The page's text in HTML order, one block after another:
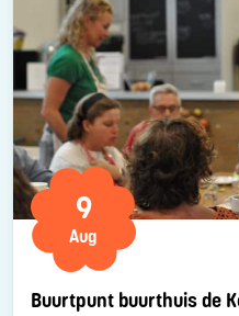
Buurtpunt buurthuis de
9
Aug